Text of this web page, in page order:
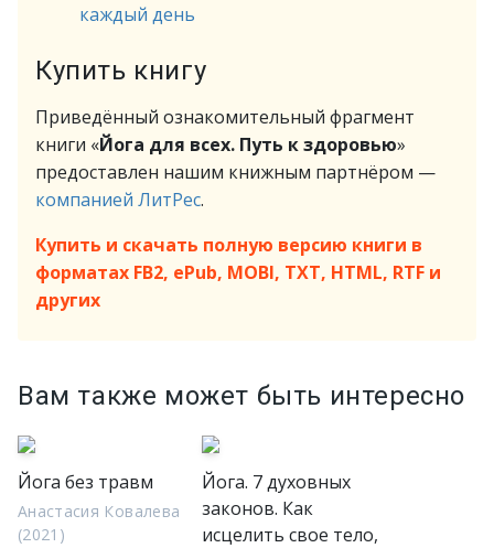
каждый день
Купить книгу
Приведённый ознакомительный фрагмент
книги «Йога для всех. Путь к здоровью»
предоставлен нашим книжным партнёром —
компанией ЛитРес.
Купить и скачать полную версию книги в
форматах FB2, ePub, MOBI, TXT, HTML, RTF и
других
Вам также может быть интересно
Йога без травм
Анастасия Ковалева
(2021)
Йога. 7 духовных
законов. Как
исцелить свое тело,